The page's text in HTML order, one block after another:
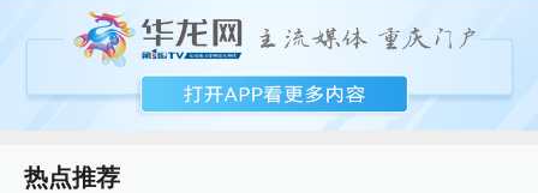
热点推荐